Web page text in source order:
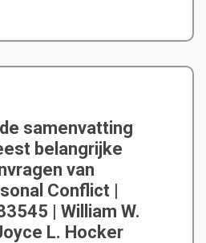
samenvatting
belangrijke
van
Conflict |
| William W.
L. Hocker